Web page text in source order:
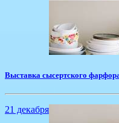
Выставка сысертского
21 декабря